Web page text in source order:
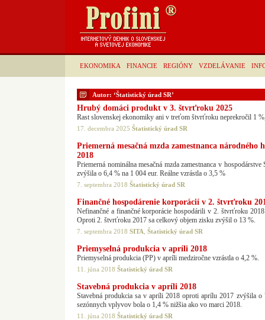
EKONOMIKA FINANCIE REGIÓNY VZDELÁVANIE
Autor: ‘Štatistický úrad SR’
Hrubý domáci produkt v 3. štvrťroku 2025
Rast slovenskej ekonomiky ani v treťom štvrťroku neprekročil 1
17. decembra 2025 Štatistický úrad SR
Priemerná mesačná mzda zamestnanca
2018
Priemerná nominálna mesačná mzda zamestnanca v
zvýšila o 6,4 % na 1 004 eur. Reálne vzrástla o 3,5 %
7. septembra 2018 Štatistický úrad SR
Finančné hospodárenie korporácií v 2. štvrťroku
Nefinančné a finančné korporácie hospodárili v 2. štvrťroku
Oproti 2. štvrťroku 2017 sa celkový objem zisku zvýšil o 13 %.
7. septembra 2018 SITA Štatistický úrad SR
Priemyselná produkcia v apríli 2018
Priemyselná produkcia (PP) v apríli medziročne vzrástla o 4,2 %.
11. júna 2018 Štatistický úrad SR
Stavebná produkcia v apríli 2018
Stavebná produkcia sa v apríli 2018 oproti aprílu 2017 zvýšila
sezónnych vplyvov bola o 1,4 % nižšia ako vo marci 2018.
11. júna 2018 Štatistický úrad SR